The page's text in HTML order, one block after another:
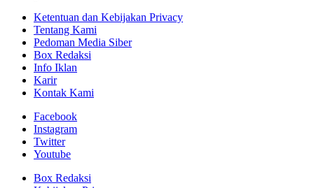
Ketentuan dan Kebijakan Privacy
Tentang Kami
Pedoman Media Siber
Box Redaksi
Info Iklan
Karir
Kontak Kami
Facebook
Instagram
Twitter
Youtube
Box Redaksi